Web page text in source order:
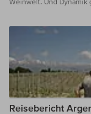
Reisebericht